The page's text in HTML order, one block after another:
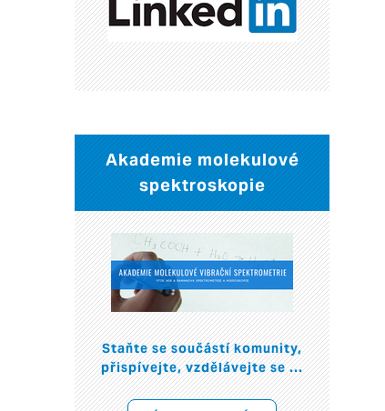
Akademie molekulové
spektroskopie
Staňte se součástí komunity,
přispívejte, vzdělávejte se ...